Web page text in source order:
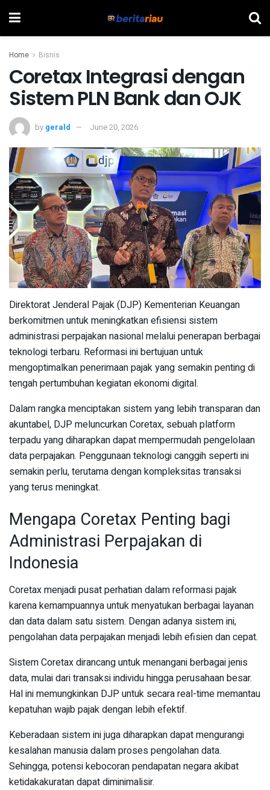
Home Bisnis
Coretax Integrasi dengan
Sistem PLN Bank dan OJK
by gerald June 20, 2026
Direktorat Jenderal Pajak (DJP) Kementerian Keuangan
berkomitmen untuk meningkatkan efisiensi sistem
administrasi perpajakan nasional melalui penerapan berbagai
teknologi terbaru. Reformasi ini bertujuan untuk
mengoptimalkan penerimaan pajak yang semakin penting di
tengah pertumbuhan kegiatan ekonomi digital.
Dalam rangka menciptakan sistem yang lebih transparan dan
akuntabel, DJP meluncurkan Coretax, sebuah platform
terpadu yang diharapkan dapat mempermudah pengelolaan
data perpajakan. Penggunaan teknologi canggih seperti ini
semakin perlu, terutama dengan kompleksitas transaksi
yang terus meningkat.
Mengapa Coretax Penting bagi
Administrasi Perpajakan di
Indonesia
Coretax menjadi pusat perhatian dalam reformasi pajak
karena kemampuannya untuk menyatukan berbagai layanan
dan data dalam satu sistem. Dengan adanya sistem ini,
pengolahan data perpajakan menjadi lebih efisien dan cepat.
Sistem Coretax dirancang untuk menangani berbagai jenis
data, mulai dari transaksi individu hingga perusahaan besar.
Hal ini memungkinkan DJP untuk secara real-time memantau
kepatuhan wajib pajak dengan lebih efektif.
Keberadaan sistem ini juga diharapkan dapat mengurangi
kesalahan manusia dalam proses pengolahan data.
Sehingga, potensi kebocoran pendapatan negara akibat
ketidakakuratan dapat diminimalisir.